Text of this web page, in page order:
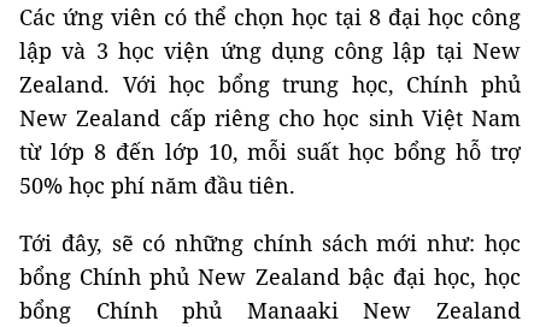
Các ứng viên có thể chọn học tại 8 đại học công
lập và 3 học viện ứng dụng công lập tại New
Zealand. Với học bổng trung học, Chính phủ
New Zealand cấp riêng cho học sinh Việt Nam
từ lớp 8 đến lớp 10, mỗi suất học bổng hỗ trợ
50% học phí năm đầu tiên.
Tới đây, sẽ có những chính sách mới như: học
bổng Chính phủ New Zealand bậc đại học, học
bổng Chính phủ Manaaki New Zealand